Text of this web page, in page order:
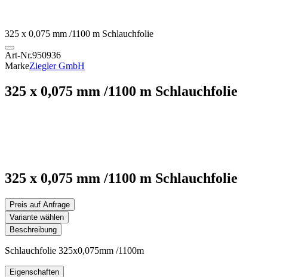
325 x 0,075 mm /1100 m Schlauchfolie
Art-Nr.950936
MarkeZiegler GmbH
325 x 0,075 mm /1100 m Schlauchfolie
325 x 0,075 mm /1100 m Schlauchfolie
Preis auf Anfrage
Variante wählen
Beschreibung
Schlauchfolie 325x0,075mm /1100m
Eigenschaften